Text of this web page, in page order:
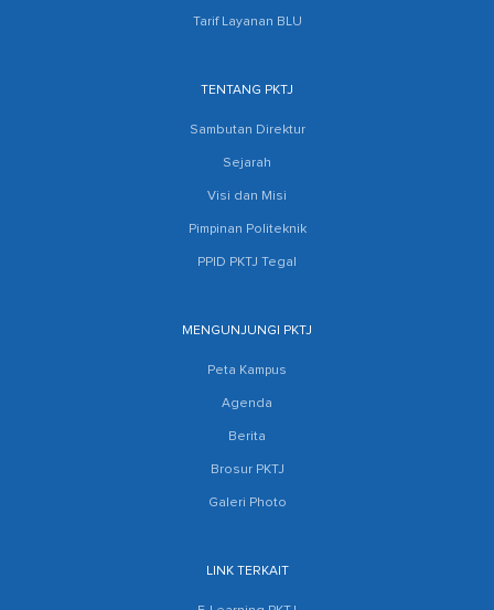
Tarif Layanan BLU
TENTANG PKTJ
Sambutan Direktur
Sejarah
Visi dan Misi
Pimpinan Politeknik
PPID PKTJ Tegal
MENGUNJUNGI PKTJ
Peta Kampus
Agenda
Berita
Brosur PKTJ
Galeri Photo
LINK TERKAIT